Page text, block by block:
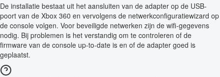
De installatie bestaat uit het aansluiten van de adapter op de USB-
poort van de Xbox 360 en vervolgens de netwerkconfiguratiewizard op
de console volgen. Voor beveiligde netwerken zijn de wifi-gegevens
nodig. Bij problemen is het verstandig om te controleren of de
firmware van de console up-to-date is en of de adapter goed is
geplaatst.